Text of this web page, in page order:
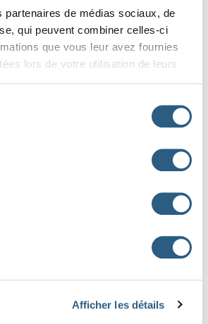
partenaires de médias sociaux, de
qui peuvent combiner celles-ci
que vous leur avez fournies
lors de votre utilisation de leurs
Afficher les détails
Intérim
Bâtiment
Temps plein Ville Luxembourg
Intérim